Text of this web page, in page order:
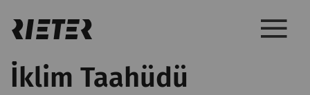
İklim Taahüdü